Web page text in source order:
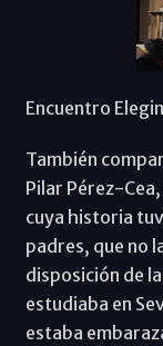
Encuentro
También
Pilar Pérez-
cuya historia
padres, que no
disposición de
estudiaba en
estaba